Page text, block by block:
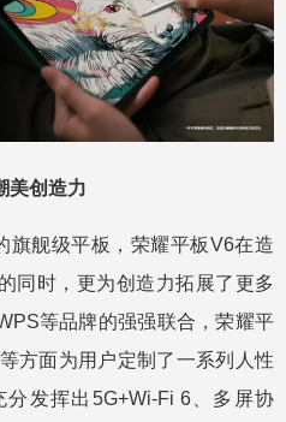
美创造力
旗舰级平板，荣耀平板V6在造
同时，更为创造力拓展了更多
等品牌的强强联合，荣耀平
方面为用户定制了一系列人性
发挥出5G+Wi-Fi 6、多屏协